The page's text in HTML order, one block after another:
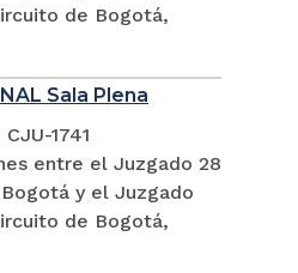
de Bogotá,
Sala Plena
1741
entre el Juzgado 28
y el Juzgado
de Bogotá,